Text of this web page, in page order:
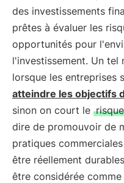
des investissements
prêtes à évaluer les
opportunités pour
l'investissement. Un tel
lorsque les entreprises
atteindre les objectifs
sinon on court le
dire de promouvoir de
pratiques
être réellement
être considérée